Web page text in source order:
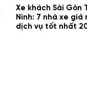
Xe khách Sài Gòn
Ninh: 7 nhà xe giá
dịch vụ tốt nhất